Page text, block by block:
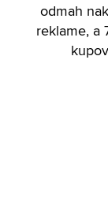
odmah
reklame, a